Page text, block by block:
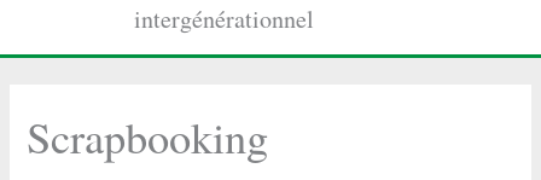
intergénérationnel
Scrapbooking